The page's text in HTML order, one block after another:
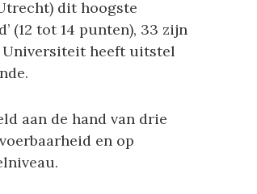
dit hoogste
(12 tot 14 punten), 33 zijn
Universiteit heeft uitstel
aan de hand van drie
en op